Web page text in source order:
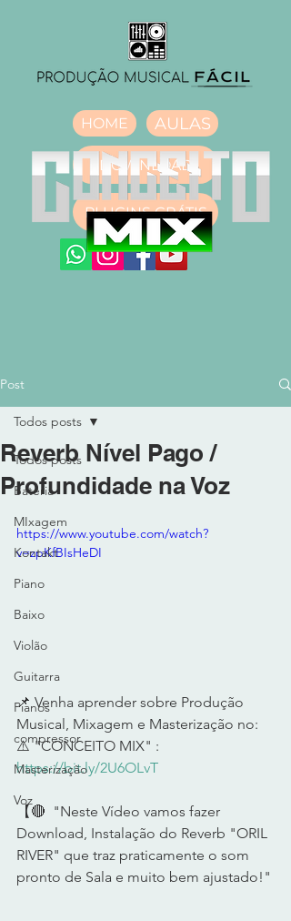
HOME AULAS
DOWNLOAD
PLUGINS GRÁTIS
Post
Todos posts
Bateria
MIxagem
Kontakt
Piano
Baixo
Violão
Guitarra
Pianos
compressor
Masterização
Voz
Todos posts
Reverb Nível Pago /
Profundidade na Voz
https://www.youtube.com/watch?
v=zpKfBIsHeDI
📌 Venha aprender sobre Produção
Musical, Mixagem e Masterização no:
⚠️ "CONCEITO MIX" :
https://bit.ly/2U6OLvT
【🔴  "Neste Vídeo vamos fazer
Download, Instalação do Reverb "ORIL
RIVER" que traz praticamente o som
pronto de Sala e muito bem ajustado!"